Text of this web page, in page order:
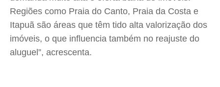
Regiões como Praia do Canto, Praia da Costa e
Itapuã são áreas que têm tido alta valorização dos
imóveis, o que influencia também no reajuste do
aluguel”, acrescenta.